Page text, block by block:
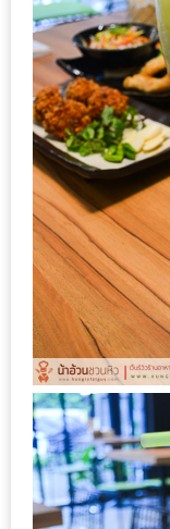
เกิน
300
บาท
เกี่ยว
กับ
เว็บ
น้า
อ้วน
ชวน
หิว
เจ้าข
ร้าน
แนะนำ
ร้าน
เพื่อน